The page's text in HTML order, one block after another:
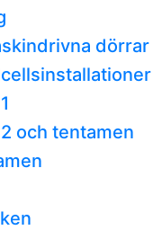
dörrar
och tentamen